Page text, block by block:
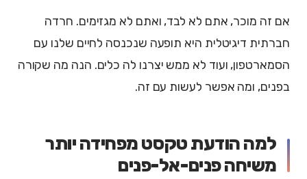
אם זה מוכר, אתם לא לבד, ואתם לא מגזימים. חרדה
חברתית דיגיטלית היא תופעה שנכנסה לחיים שלנו עם
הסמארטפון, ועוד לא ממש יצרנו לה כלים. הנה מה שקורה
בפנים, ומה אפשר לעשות עם זה.
למה הודעת טקסט מפחידה יותר
משיחה פנים-אל-פנים